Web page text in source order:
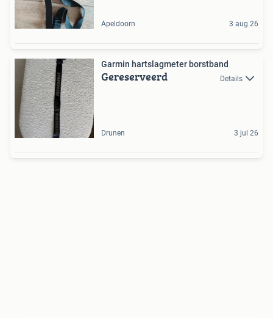
Apeldoorn 3 aug 26
Garmin hartslagmeter borstband
Gereserveerd Details
Drunen 3 jul 26